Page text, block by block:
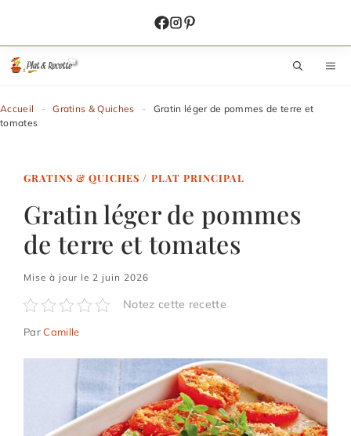
contenu
Accueil - Gratins & Quiches -
Gratin léger de pommes de terre et
tomates
GRATINS & QUICHES / PLAT PRINCIPAL
Gratin léger de pommes
de terre et tomates
Mise à jour le 2 juin 2026
Notez cette recette
ParCamille